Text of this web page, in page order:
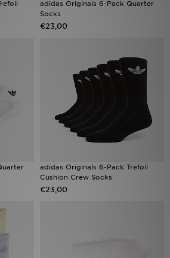
adidas Originals 6-Pack Quarter
Socks
€23,00
adidas Originals 6-Pack Trefoil
Cushion Crew Socks
€23,00